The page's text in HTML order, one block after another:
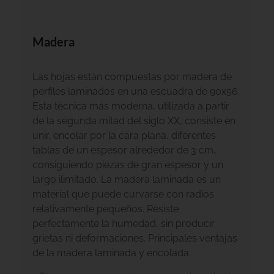
Madera
Las hojas están compuestas por madera de
perfiles laminados en una escuadra de 90x56.
Esta técnica más moderna, utilizada a partir
de la segunda mitad del siglo XX, consiste en
unir, encolar por la cara plana, diferentes
tablas de un espesor alrededor de 3 cm,
consiguiendo piezas de gran espesor y un
largo ilimitado. La madera laminada es un
material que puede curvarse con radios
relativamente pequeños. Resiste
perfectamente la humedad, sin producir
grietas ni deformaciones. Principales ventajas
de la madera laminada y encolada: